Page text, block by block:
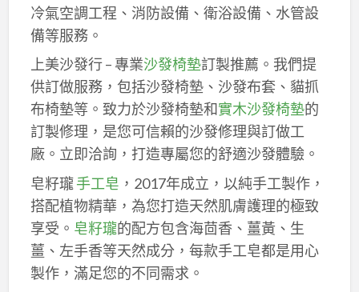
冷氣空調工程、消防設備、衛浴設備、水管設
備等服務。
上美沙發行 – 專業沙發椅墊訂製推薦。我們提
供訂做服務，包括沙發椅墊、沙發布套、貓抓
布椅墊等。致力於沙發椅墊和實木沙發椅墊的
訂製修理，是您可信賴的沙發修理與訂做工
廠。立即洽詢，打造專屬您的舒適沙發體驗。
皂籽瓏手工皂 ，2017年成立，以純手工製作，
搭配植物精華，為您打造天然肌膚護理的極致
享受。 皂籽瓏的配方包含海茴香、薑黃、生
薑、左手香等天然成分，每款手工皂都是用心
製作，滿足您的不同需求。